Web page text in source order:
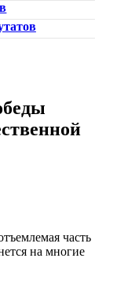
часть
на многие